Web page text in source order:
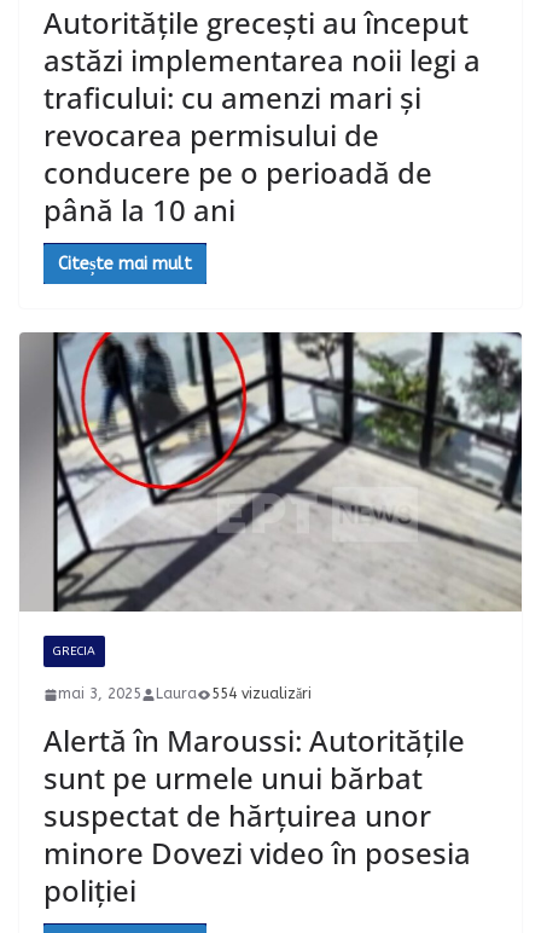
Autoritățile grecești au început
astăzi implementarea noii legi a
traficului: cu amenzi mari și
revocarea permisului de
conducere pe o perioadă de
până la 10 ani
Citește mai mult
GRECIA
mai 3, 2025 Laura 554 vizualizări
Alertă în Maroussi: Autoritățile
sunt pe urmele unui bărbat
suspectat de hărțuirea unor
minore Dovezi video în posesia
poliției